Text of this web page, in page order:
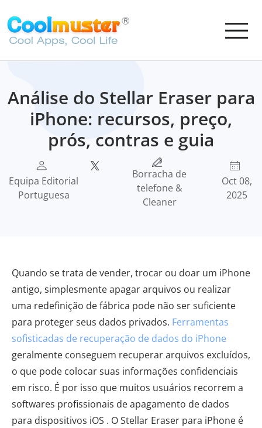
Análise do Stellar Eraser para
iPhone: recursos, preço,
prós, contras e guia
Equipa Editorial
Portuguesa
Borracha de
telefone &
Cleaner
Oct 08,
2025
Quando se trata de vender, trocar ou doar um iPhone
antigo, simplesmente apagar arquivos ou realizar
uma redefinição de fábrica pode não ser suficiente
para proteger seus dados privados. Ferramentas
sofisticadas de recuperação de dados do iPhone
geralmente conseguem recuperar arquivos excluídos,
o que pode colocar suas informações confidenciais
em risco. É por isso que muitos usuários recorrem a
softwares profissionais de apagamento de dados
para dispositivos iOS . O Stellar Eraser para iPhone é